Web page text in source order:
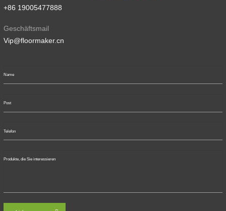
+86 19005477888
Geschäftsmail
Vip@floormaker.cn